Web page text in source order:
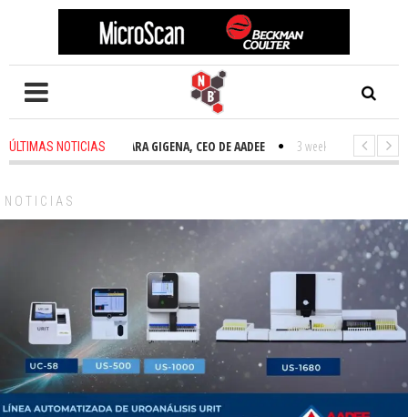
ÚLTIMAS NOTICIAS
2 weeks ago - TAMARA GIGENA, CEO DE AADEE 3 weeks ago
NOTICIAS